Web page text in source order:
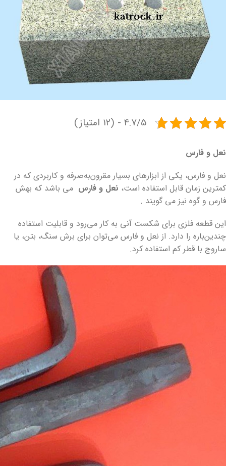
4.7/5 - (12 امتیاز)
نعل و فارس
نعل و فارس، یکی از ابزارهای بسیار مقرون‌به‌صرفه و کاربردی که در
کمترین زمان قابل استفاده است، نعل و فارس می باشد که بهش
فارس و گوه نیز می گویند .
این قطعه فلزی برای شکست آنی به کار می‌رود و قابلیت استفاده
چندین‌باره را دارد. از نعل و فارس می‌توان برای برش سنگ، بتن، یا
ساروج با قطر کم استفاده کرد.